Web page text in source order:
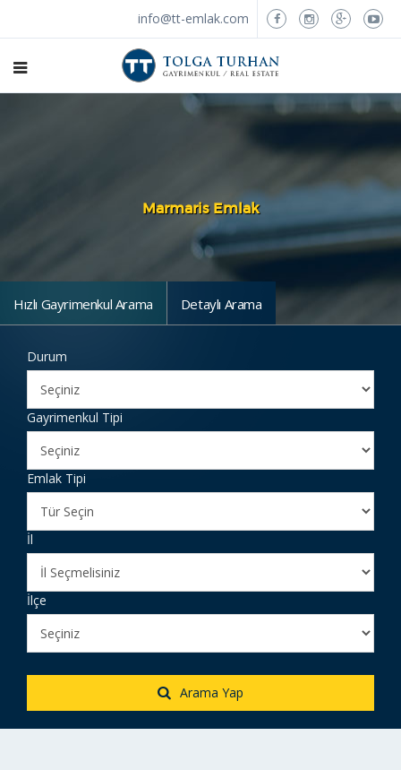
info@tt-emlak.com
Marmaris Emlak
Hızlı Gayrimenkul Arama Detaylı Arama
Durum
Gayrimenkul Tipi
Emlak Tipi
İl
İlçe
Arama Yap